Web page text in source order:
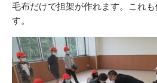
毛布だけで担架が作れます。これ
す。